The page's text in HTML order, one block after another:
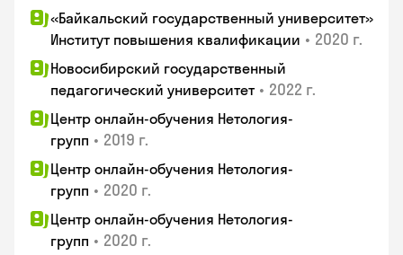
«Байкальский государственный университет»
Институт повышения квалификации • 2020 г.
Новосибирский государственный
педагогический университет • 2022 г.
Центр онлайн-обучения Нетология-
групп • 2019 г.
Центр онлайн-обучения Нетология-
групп • 2020 г.
Центр онлайн-обучения Нетология-
групп • 2020 г.